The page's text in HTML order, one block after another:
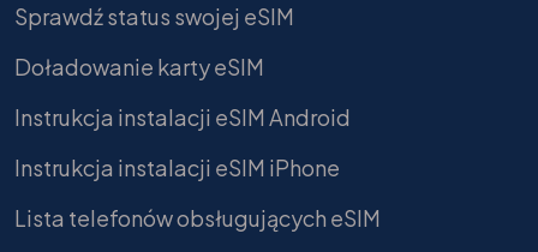
Sprawdź status swojej eSIM
Doładowanie karty eSIM
Instrukcja instalacji eSIM Android
Instrukcja instalacji eSIM iPhone
Lista telefonów obsługujących eSIM